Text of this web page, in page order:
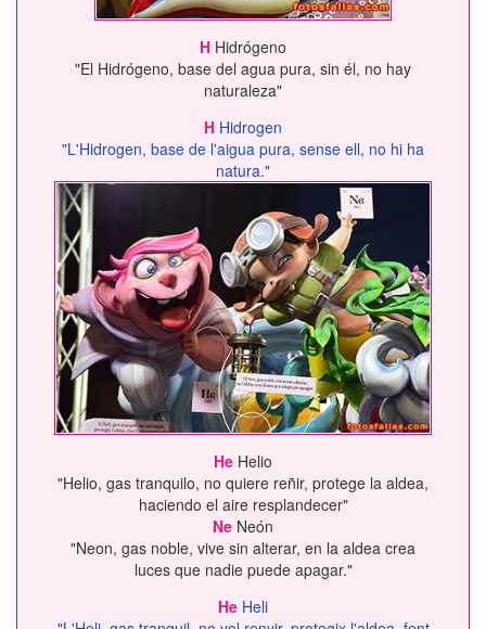
H Hidrógeno
"El Hidrógeno, base del agua pura, sin él, no hay
naturaleza"
H Hidrogen
"L'Hidrogen, base de l'aigua pura, sense ell, no hi ha
natura."
He Helio
"Helio, gas tranquilo, no quiere reñir, protege la aldea,
haciendo el aire resplandecer"
Ne Neón
"Neon, gas noble, vive sin alterar, en la aldea crea
luces que nadie puede apagar."
He Heli